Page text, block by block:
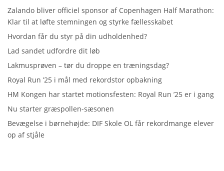
Zalando bliver officiel sponsor af Copenhagen Half Marathon:
Klar til at løfte stemningen og styrke fællesskabet
Hvordan får du styr på din udholdenhed?
Lad sandet udfordre dit løb
Lakmusprøven – tør du droppe en træningsdag?
Royal Run ’25 i mål med rekordstor opbakning
HM Kongen har startet motionsfesten: Royal Run ’25 er i gang
Nu starter græspollen-sæsonen
Bevægelse i børnehøjde: DIF Skole OL får rekordmange elever
op af stjåle